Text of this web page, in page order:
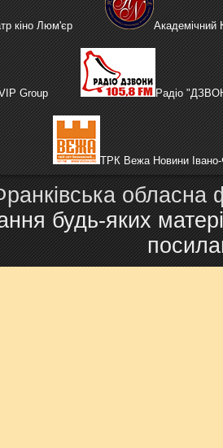
кіно Люм'єр Академічний
Group Радіо
ТРК Вежа Новини Івано-
обласна
будь-яких